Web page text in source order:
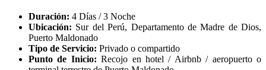
Duración: 4 Días / 3 Noche
Ubicación: Sur del Perú, Departamento de Madre de Dios,
Puerto Maldonado
Tipo de Servicio: Privado o compartido
Punto de Inicio: Recojo en hotel / Airbnb / aeropuerto o